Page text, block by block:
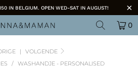
IN BELGIUM. OPEN WED-SAT IN AUGUST!
0
|
VOLGENDE
/ WASHANDJE - PERSONALISED